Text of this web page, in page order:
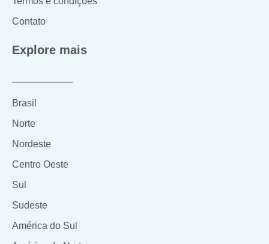
Contato
Explore mais
Brasil
Norte
Nordeste
Centro Oeste
Sul
Sudeste
América do Sul